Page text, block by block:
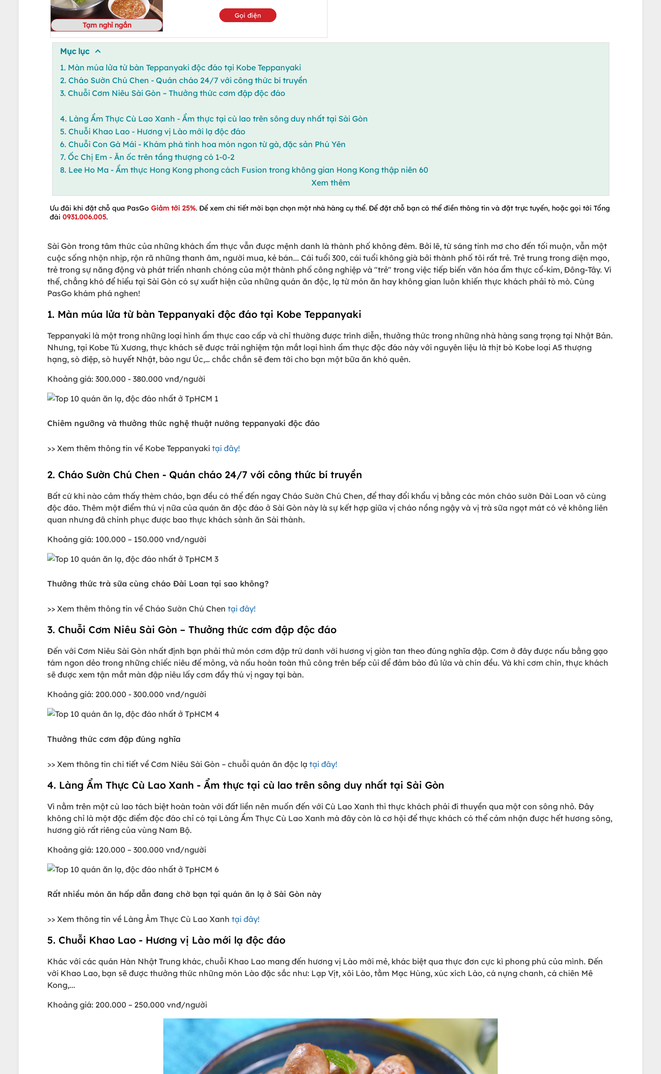
Tạm nghỉ ngắn
Gọi điện
Mục lục
1. Màn múa lửa từ bàn Teppanyaki độc đáo tại Kobe Teppanyaki
2. Cháo Sườn Chú Chen - Quán cháo 24/7 với công thức bí truyền
3. Chuỗi Cơm Niêu Sài Gòn – Thưởng thức cơm đập độc đáo
4. Làng Ẩm Thực Cù Lao Xanh - Ẩm thực tại cù lao trên sông duy nhất tại Sài Gòn
5. Chuỗi Khao Lao - Hương vị Lào mới lạ độc đáo
6. Chuỗi Con Gà Mái - Khám phá tinh hoa món ngon từ gà, đặc sản Phú Yên
7. Ốc Chị Em - Ăn ốc trên tầng thượng có 1-0-2
8. Lee Ho Ma - Ẩm thực Hong Kong phong cách Fusion trong không gian Hong Kong thập niên 60
Xem thêm
Ưu đãi khi đặt chỗ qua PasGo Giảm tới 25%. Để xem chi tiết mời bạn chọn một nhà hàng cụ thể. Để đặt chỗ bạn có thể điền thông tin và đặt trực tuyến, hoặc gọi tới Tổng
đài 0931.006.005.
Sài Gòn trong tâm thức của những khách ẩm thực vẫn được mệnh danh là thành phố không đêm. Bởi lẽ, từ sáng tinh mơ cho đến tối muộn, vẫn một
cuộc sống nhộn nhịp, rộn rã những thanh âm, người mua, kẻ bán... Cái tuổi 300, cái tuổi không già bởi thành phố tôi rất trẻ. Trẻ trung trong diện mạo,
trẻ trong sự năng động và phát triển nhanh chóng của một thành phố công nghiệp và "trẻ" trong việc tiếp biến văn hóa ẩm thực cổ-kim, Đông-Tây. Vì
thế, chẳng khó để hiểu tại Sài Gòn có sự xuất hiện của những quán ăn độc, lạ từ món ăn hay không gian luôn khiến thực khách phải tò mò. Cùng
PasGo khám phá nghen!
1. Màn múa lửa từ bàn Teppanyaki độc đáo tại Kobe Teppanyaki
Teppanyaki là một trong những loại hình ẩm thực cao cấp và chỉ thường được trình diễn, thưởng thức trong những nhà hàng sang trọng tại Nhật Bản.
Nhưng, tại Kobe Tú Xương, thực khách sẽ được trải nghiệm tận mắt loại hình ẩm thực độc đáo này với nguyên liệu là thịt bò Kobe loại A5 thượng
hạng, sò điệp, sò huyết Nhật, bào ngư Úc,… chắc chắn sẽ đem tới cho bạn một bữa ăn khó quên.
Khoảng giá: 300.000 - 380.000 vnđ/người
Chiêm ngưỡng và thưởng thức nghệ thuật nướng teppanyaki độc đáo
>> Xem thêm thông tin về Kobe Teppanyaki tại đây!
2. Cháo Sườn Chú Chen - Quán cháo 24/7 với công thức bí truyền
Bất cứ khi nào cảm thấy thèm cháo, bạn đều có thể đến ngay Cháo Sườn Chú Chen, để thay đổi khẩu vị bằng các món cháo sườn Đài Loan vô cùng
độc đáo. Thêm một điểm thú vị nữa của quán ăn độc đáo ở Sài Gòn này là sự kết hợp giữa vị cháo nồng ngậy và vị trà sữa ngọt mát có vẻ không liên
quan nhưng đã chinh phục được bao thực khách sành ăn Sài thành.
Khoảng giá: 100.000 – 150.000 vnđ/người
Thưởng thức trà sữa cùng cháo Đài Loan tại sao không?
>> Xem thêm thông tin về Cháo Sườn Chú Chen tại đây!
3. Chuỗi Cơm Niêu Sài Gòn – Thưởng thức cơm đập độc đáo
Đến với Cơm Niêu Sài Gòn nhất định bạn phải thử món cơm đập trứ danh với hương vị giòn tan theo đúng nghĩa đập. Cơm ở đây được nấu bằng gạo
tám ngon dẻo trong những chiếc niêu đế mỏng, và nấu hoàn toàn thủ công trên bếp củi để đảm bảo đủ lửa và chín đều. Và khi cơm chín, thực khách
sẽ được xem tận mắt màn đập niêu lấy cơm đầy thú vị ngay tại bàn.
Khoảng giá: 200.000 - 300.000 vnđ/người
Thưởng thức cơm đập đúng nghĩa
>> Xem thông tin chi tiết về Cơm Niêu Sài Gòn – chuỗi quán ăn độc lạ tại đây!
4. Làng Ẩm Thực Cù Lao Xanh - Ẩm thực tại cù lao trên sông duy nhất tại Sài Gòn
Vì nằm trên một cù lao tách biệt hoàn toàn với đất liền nên muốn đến với Cù Lao Xanh thì thực khách phải đi thuyền qua một con sông nhỏ. Đây
không chỉ là một đặc điểm độc đáo chỉ có tại Làng Ẩm Thực Cù Lao Xanh mà đây còn là cơ hội để thực khách có thể cảm nhận được hết hương sông,
hương gió rất riêng của vùng Nam Bộ.
Khoảng giá: 120.000 – 300.000 vnđ/người
Rất nhiều món ăn hấp dẫn đang chờ bạn tại quán ăn lạ ở Sài Gòn này
>> Xem thông tin về Làng Ảm Thực Cù Lao Xanh tại đây!
5. Chuỗi Khao Lao - Hương vị Lào mới lạ độc đáo
Khác với các quán Hàn Nhật Trung khác, chuỗi Khao Lao mang đến hương vị Lào mới mẻ, khác biệt qua thực đơn cực kì phong phú của mình. Đến
với Khao Lao, bạn sẽ được thưởng thức những món Lào đặc sắc như: Lạp Vịt, xôi Lào, tằm Mạc Hùng, xúc xích Lào, cá nựng chanh, cá chiên Mê
Kong,...
Khoảng giá: 200.000 – 250.000 vnđ/người